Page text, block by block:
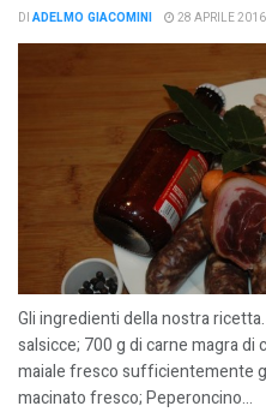
DI ADELMO GIACOMINI 28 APRILE 2016
Gli ingredienti della nostra
salsicce; 700 g di carne magra
maiale fresco sufficientemente
macinato fresco; Peperoncino...